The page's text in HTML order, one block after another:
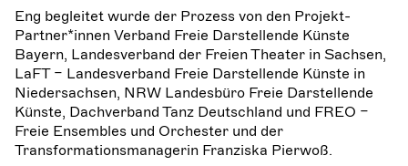
Eng begleitet wurde der Prozess von den Projekt-
Partner*innen Verband Freie Darstellende Künste
Bayern, Landesverband der Freien Theater in Sachsen,
LaFT – Landesverband Freie Darstellende Künste in
Niedersachsen, NRW Landesbüro Freie Darstellende
Künste, Dachverband Tanz Deutschland und FREO –
Freie Ensembles und Orchester und der
Transformationsmanagerin Franziska Pierwoß.